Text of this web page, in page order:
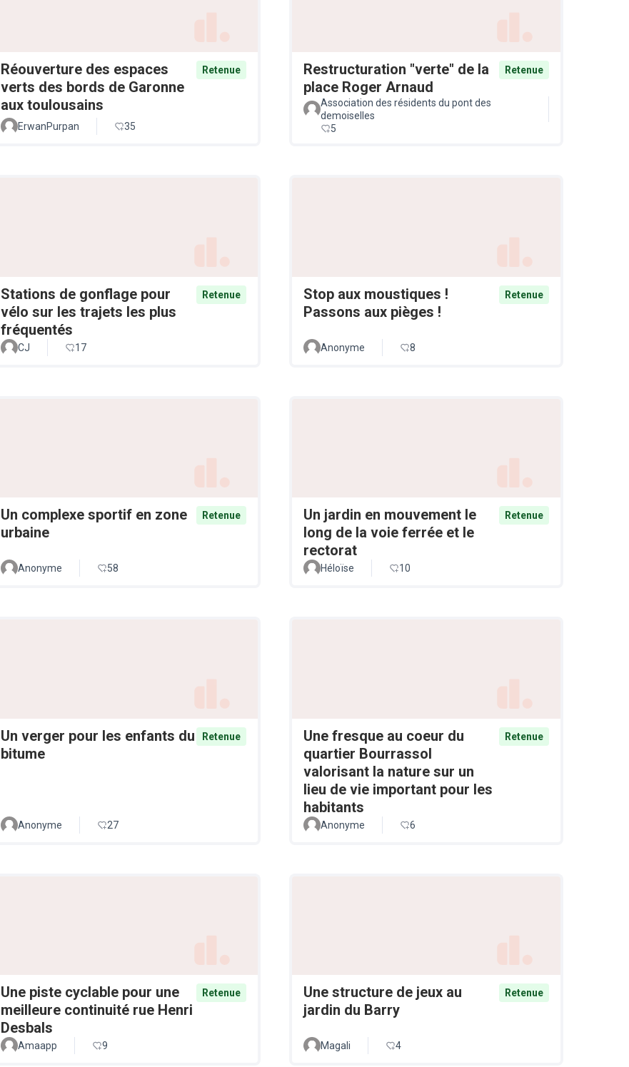
Réouverture des espaces
verts des bords de Garonne
aux toulousains
Retenue
ErwanPurpan 35
Restructuration "verte" de la
place Roger Arnaud
Retenue
Association des résidents du pont des
demoiselles
5
Stations de gonflage pour
vélo sur les trajets les plus
fréquentés
Retenue
CJ 17
Stop aux moustiques !
Passons aux pièges !
Retenue
Anonyme 8
Un complexe sportif en zone
urbaine
Retenue
Anonyme 58
Un jardin en mouvement le
long de la voie ferrée et le
rectorat
Retenue
Héloïse 10
Un verger pour les enfants du
bitume
Retenue
Anonyme 27
Une fresque au coeur du
quartier Bourrassol
valorisant la nature sur un
lieu de vie important pour les
habitants
Retenue
Anonyme 6
Une piste cyclable pour une
meilleure continuité rue Henri
Desbals
Retenue
Amaapp 9
Une structure de jeux au
jardin du Barry
Retenue
Magali 4